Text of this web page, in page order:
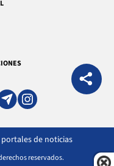
portales de noticias
reservados.